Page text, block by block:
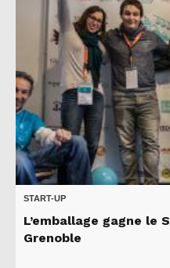
START-UP
L’emballage gagne le
Grenoble